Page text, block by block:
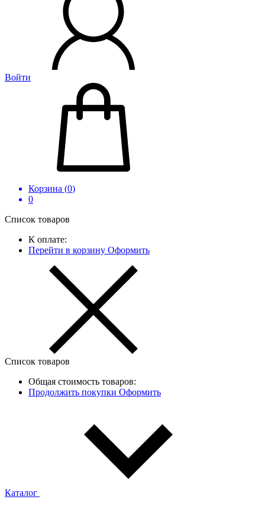
Войти
Корзина (0)
0
Список товаров
К оплате:
Перейти в корзину Оформить
Список товаров
Общая стоимость товаров:
Продолжить покупки Оформить
Каталог